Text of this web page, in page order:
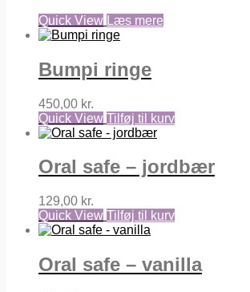
Quick View Læs mere
Bumpi ringe
450,00 kr.
Quick View Tilføj til kurv
Oral safe – jordbær
129,00 kr.
Quick View Tilføj til kurv
Oral safe – vanilla